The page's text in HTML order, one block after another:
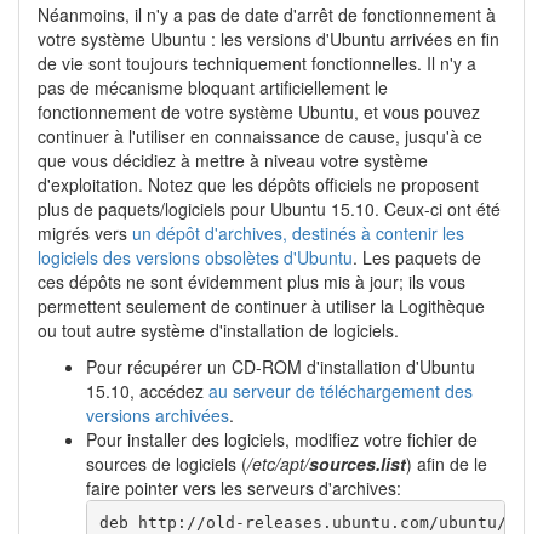
Néanmoins, il n'y a pas de date d'arrêt de fonctionnement à
votre système Ubuntu : les versions d'Ubuntu arrivées en fin
de vie sont toujours techniquement fonctionnelles. Il n'y a
pas de mécanisme bloquant artificiellement le
fonctionnement de votre système Ubuntu, et vous pouvez
continuer à l'utiliser en connaissance de cause, jusqu'à ce
que vous décidiez à mettre à niveau votre système
d'exploitation. Notez que les dépôts officiels ne proposent
plus de paquets/logiciels pour Ubuntu 15.10. Ceux-ci ont été
migrés vers un dépôt d'archives, destinés à contenir les
logiciels des versions obsolètes d'Ubuntu. Les paquets de
ces dépôts ne sont évidemment plus mis à jour; ils vous
permettent seulement de continuer à utiliser la Logithèque
ou tout autre système d'installation de logiciels.
Pour récupérer un CD-ROM d'installation d'Ubuntu
15.10, accédez au serveur de téléchargement des
versions archivées.
Pour installer des logiciels, modifiez votre fichier de
sources de logiciels (/etc/apt/sources.list) afin de le
faire pointer vers les serveurs d'archives:
deb http://old-releases.ubuntu.com/ubuntu/